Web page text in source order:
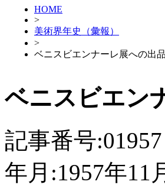
HOME
>
美術界年史（彙報）
>
ベニスビエンナーレ展への出
ベニスビエン
記事番号:01957
年月:1957年11